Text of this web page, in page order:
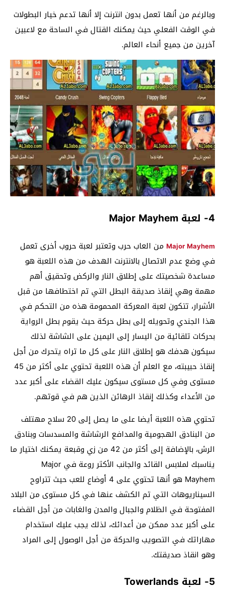
وبالرغم من أنها تعمل بدون انترنت إلا أنها تدعم خيار البطولات
في الوقت الفعلي حيث يمكنك القتال في الساحة مع لاعبين
آخرين من جميع أنحاء العالم.
4- لعبة Major Mayhem
Major Mayhem ‏ من العاب حرب وتعتبر لعبة حروب أخرى تعمل
في وضع عدم الاتصال بالانترنت الهدف من هذه اللعبة هو
مساعدة شخصيتك على إطلاق النار والركض وتحقيق أهم
مهمة وهي إنقاذ صديقة البطل التي تم اختطافها من قبل
الأشرار، تتكون لعبة المعركة المحمومة هذه من التحكم في
هذا الجندي وتحويله إلى بطل حركة حيث يقوم بطل الرواية
بحركات تلقائية من اليسار إلى اليمين على الشاشة لذلك
سيكون هدفك هو إطلاق النار على كل ما تراه يتحرك من أجل
إنقاذ حبيبته، مع العلم أن هذه اللعبة تحتوي على أكثر من 45
مستوى وفي كل مستوى سيكون عليك القضاء على أكبر عدد
من الأعداء وكذلك إنقاذ الرهائن الذين هم في قوتهم.
تحتوي هذه اللعبة أيضا على ما يصل إلى 20 سلاح مهتلف
من البنادق الهجومية والمدافع الرشاشة والمسدسات وبنادق
الرش، بالإضافة إلى أكثر من 42 من زي وقبعة يمكنك اختيار ما
يناسبك لملابس القائد والجانب الأكثر روعة في Major
Mayhem‏ هو أنها تحتوي على 4 أوضاع للعب حيث تتراوح
السيناريوهات التي تم الكشف عنها في كل مستوى من البلاد
المفتوحة في الظلام والجبال والمدن والغابات من أجل القضاء
على أكبر عدد ممكن من أعدائك، لذلك يجب عليك استخدام
مهاراتك في التصويب والحركة من أجل الوصول إلى المراد
وهو انقاذ صديقتك.
5- لعبة Towerlands